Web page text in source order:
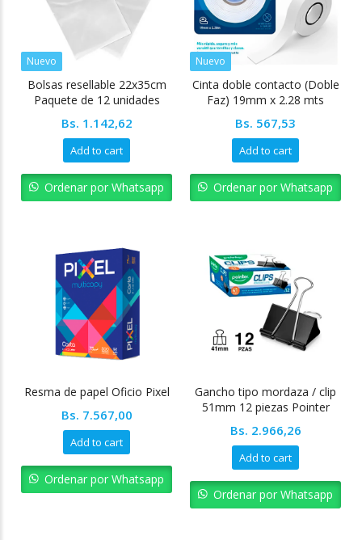
Nuevo
Bolsas resellable 22x35cm
Paquete de 12 unidades
Bs. 1.142,62
Add to cart
Ordenar por Whatsapp
Nuevo
Cinta doble contacto (Doble
Faz) 19mm x 2.28 mts
Bs. 567,53
Add to cart
Ordenar por Whatsapp
Resma de papel Oficio Pixel
Bs. 7.567,00
Add to cart
Ordenar por Whatsapp
Gancho tipo mordaza / clip
51mm 12 piezas Pointer
Bs. 2.966,26
Add to cart
Ordenar por Whatsapp